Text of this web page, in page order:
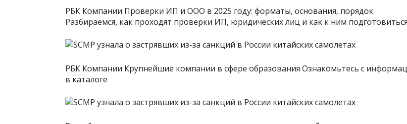
РБК Компании Проверки ИП и ООО в 2025 году: форматы, основания, порядок
Разбираемся, как проходят проверки ИП, юридических лиц и как к ним подготовиться
РБК Компании Крупнейшие компании в сфере образования Ознакомьтесь с
в каталоге